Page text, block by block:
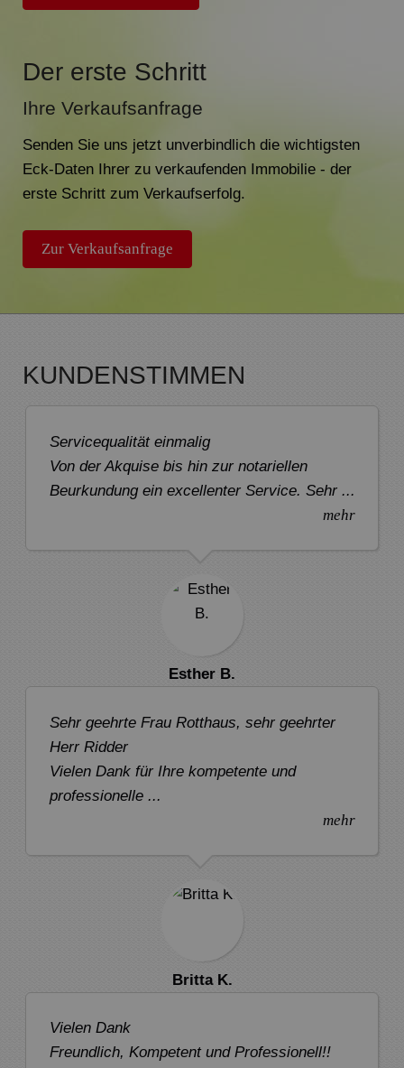
Der erste Schritt
Ihre Verkaufsanfrage
Senden Sie uns jetzt unverbindlich die wichtigsten
Eck-Daten Ihrer zu verkaufenden Immobilie - der
erste Schritt zum Verkaufserfolg.
Zur Verkaufsanfrage
KUNDENSTIMMEN
Servicequalität einmalig
Von der Akquise bis hin zur notariellen
Beurkundung ein excellenter Service. Sehr ...
mehr
Esther B.
Sehr geehrte Frau Rotthaus, sehr geehrter
Herr Ridder
Vielen Dank für Ihre kompetente und
professionelle ...
mehr
Britta K.
Vielen Dank
Freundlich, Kompetent und Professionell!!